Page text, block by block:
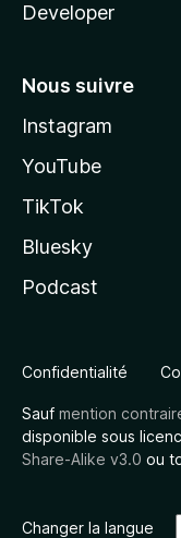
Developer
Nous suivre
Instagram
YouTube
TikTok
Bluesky
Podcast
Confidentialité
Sauf mention
disponible sous
Share-Alike v3.0 ou
Changer la langue